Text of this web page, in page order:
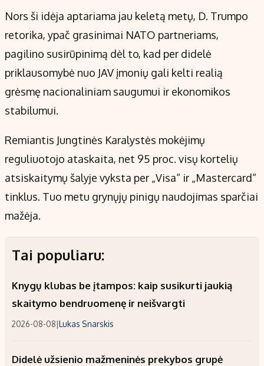
Nors ši idėja aptariama jau keletą metų, D. Trumpo
retorika, ypač grasinimai NATO partneriams,
pagilino susirūpinimą dėl to, kad per didelė
priklausomybė nuo JAV įmonių gali kelti realią
grėsmę nacionaliniam saugumui ir ekonomikos
stabilumui.
Remiantis Jungtinės Karalystės mokėjimų
reguliuotojo ataskaita, net 95 proc. visų kortelių
atsiskaitymų šalyje vyksta per „Visa“ ir „Mastercard“
tinklus. Tuo metu grynųjų pinigų naudojimas sparčiai
mažėja.
Tai populiaru:
Knygų klubas be įtampos: kaip susikurti jaukią
skaitymo bendruomenę ir neišvargti
2026-08-08|Lukas Snarskis
Didelė užsienio mažmeninės prekybos grupė